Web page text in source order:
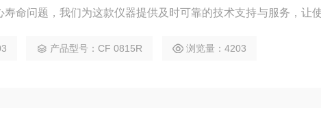
寿命问题，我们为这款仪器提供及时可靠的技术支持与服务，让
，是日常分析和研究活动中广为使用的设备，符合高等级实验室
产品型号：CF 0815R 浏览量：4203